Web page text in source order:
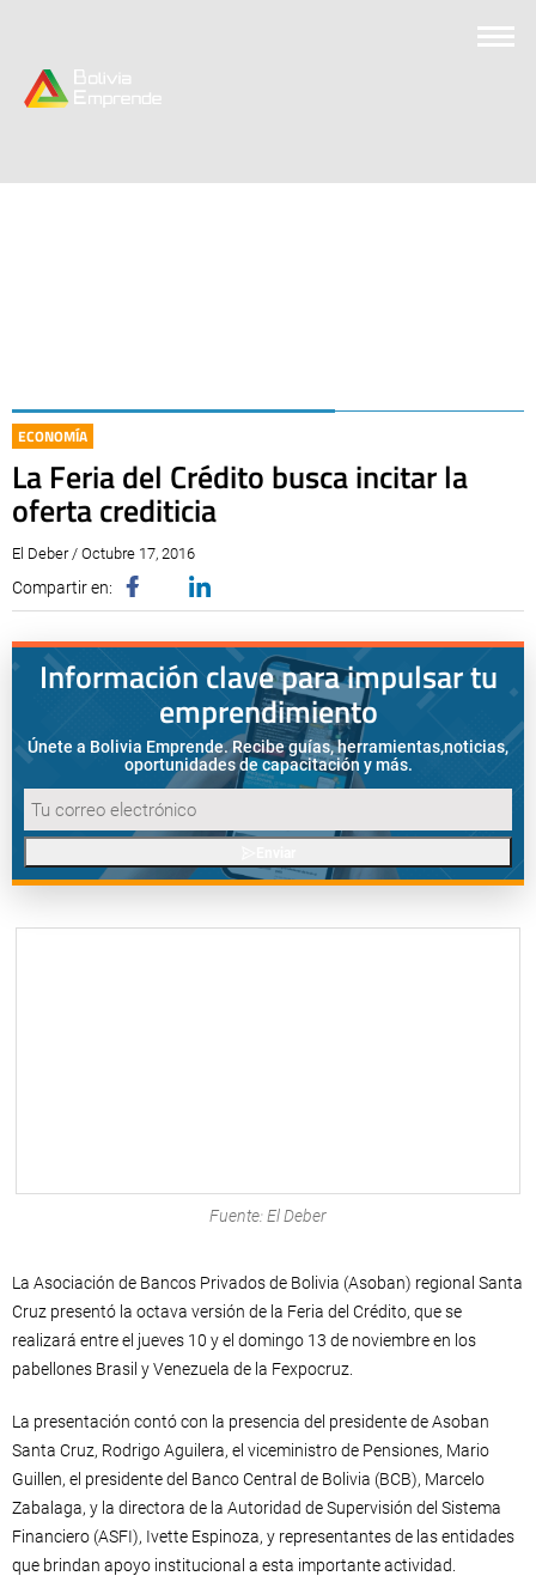
ECONOMÍA
La Feria del Crédito busca incitar la
oferta crediticia
El Deber / Octubre 17, 2016
Compartir en:
Información clave para impulsar tu
emprendimiento
Únete a Bolivia Emprende. Recibe guías, herramientas,noticias,
oportunidades de capacitación y más.
Fuente: El Deber
La Asociación de Bancos Privados de Bolivia (Asoban) regional Santa
Cruz presentó la octava versión de la Feria del Crédito, que se
realizará entre el jueves 10 y el domingo 13 de noviembre en los
pabellones Brasil y Venezuela de la Fexpocruz.
La presentación contó con la presencia del presidente de Asoban
Santa Cruz, Rodrigo Aguilera, el viceministro de Pensiones, Mario
Guillen, el presidente del Banco Central de Bolivia (BCB), Marcelo
Zabalaga, y la directora de la Autoridad de Supervisión del Sistema
Financiero (ASFI), Ivette Espinoza, y representantes de las entidades
que brindan apoyo institucional a esta importante actividad.